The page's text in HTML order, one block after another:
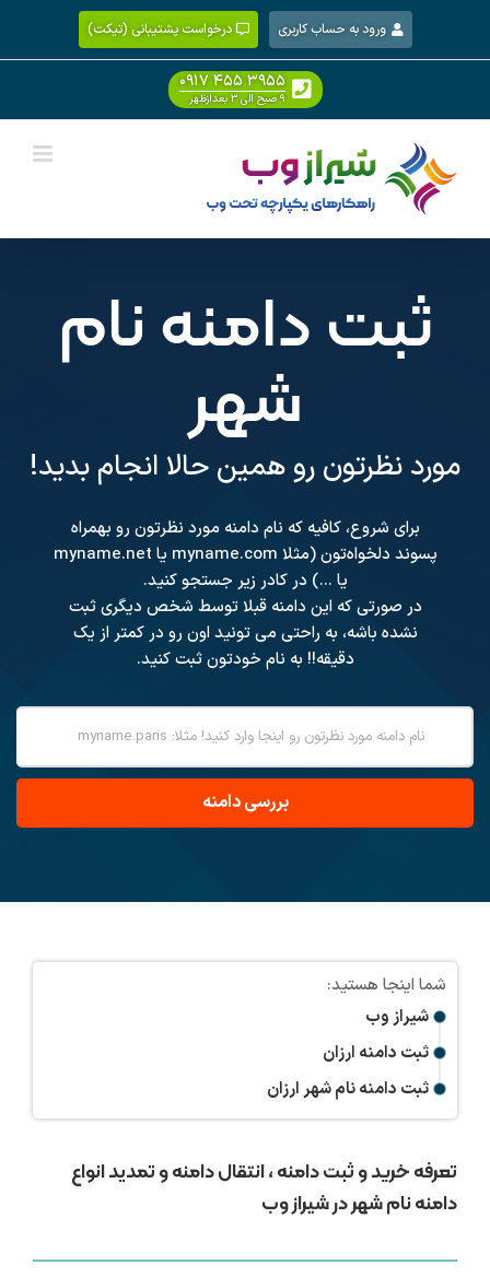
content
ورود به حساب کاربری درخواست پشتیبانی (تیکت)
۰۹۱۷ ۴۵۵ ۳۹۵۵
۹ صبح الی ۳ بعدازظهر
ثبت دامنه نام
شهر
مورد نظرتون رو همین حالا انجام بدید!
برای شروع، کافیه که نام دامنه مورد نظرتون رو بهمراه
پسوند دلخواه‌تون (مثلا myname.com یا myname.net
یا ...) در کادر زیر جستجو کنید.
در صورتی که این دامنه قبلا توسط شخص دیگری ثبت
نشده باشه، به راحتی می تونید اون رو در کمتر از یک
دقیقه!! به نام خودتون ثبت کنید.
شیراز وب
ثبت دامنه ارزان
ثبت دامنه نام شهر ارزان
تعرفه خرید و ثبت دامنه ، انتقال دامنه و تمدید انواع
دامنه نام شهر در شیراز وب